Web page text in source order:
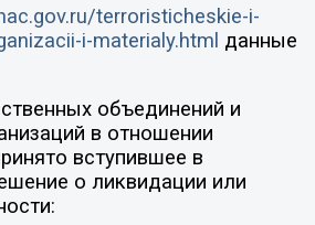
terroristicheskie-i-
i-materialy.html данные
объединений и
в отношении
вступившее в
о ликвидации или